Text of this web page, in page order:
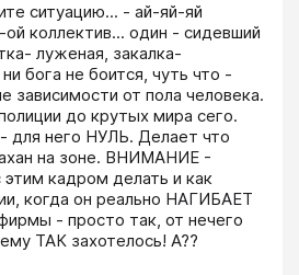
ситуацию... - ай-яй-яй
коллектив... один - сидевший
луженая, закалка-
бога не боится, чуть что -
зависимости от пола человека.
до крутых мира сего.
для него НУЛЬ. Делает что
на зоне. ВНИМАНИЕ -
кадром делать и как
когда он реально НАГИБАЕТ
- просто так, от нечего
ТАК захотелось! А??